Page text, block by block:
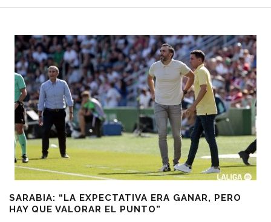
SARABIA: “LA EXPECTATIVA ERA GANAR, PERO
HAY QUE VALORAR EL PUNTO”